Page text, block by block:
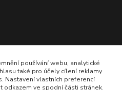
používání webu, analytické
také pro účely cílení reklamy
Nastavení vlastních preferencí
odkazem ve spodní části stránek.